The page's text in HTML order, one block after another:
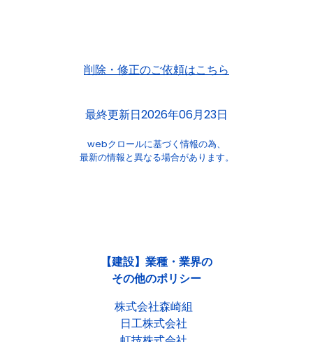
削除・修正のご依頼はこちら
最終更新日2026年06月23日
webクロールに基づく情報の為、
最新の情報と異なる場合があります。
【建設】業種・業界の
その他のポリシー
株式会社森崎組
日工株式会社